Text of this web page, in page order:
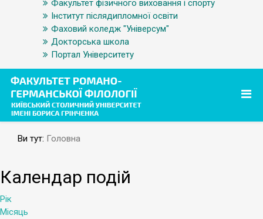
Факультет фізичного виховання і спорту
Інститут післядипломної освіти
Фаховий коледж "Універсум"
Докторська школа
Портал Університету
Ви тут: Головна
Календар подій
Рік
Місяць